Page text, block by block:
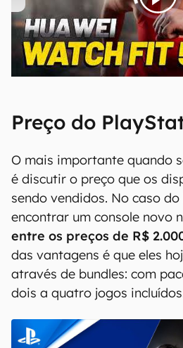
00:00/04:51
Preço do
O mais importante quando
é discutir o preço que os
sendo vendidos. No caso do
encontrar um console novo
entre os preços de R$
das vantagens é que eles
através de bundles: com
dois a quatro jogos